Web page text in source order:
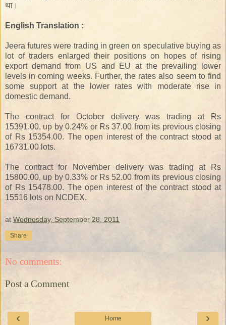
था।
English Translation :
Jeera futures were trading in green on speculative buying as
lot of traders enlarged their positions on hopes of rising
export demand from US and EU at the prevailing lower
levels in coming weeks. Further, the rates also seem to find
some support at the lower rates with moderate rise in
domestic demand.
The contract for October delivery was trading at Rs
15391.00, up by 0.24% or Rs 37.00 from its previous closing
of Rs 15354.00. The open interest of the contract stood at
16731.00 lots.
The contract for November delivery was trading at Rs
15800.00, up by 0.33% or Rs 52.00 from its previous closing
of Rs 15478.00. The open interest of the contract stood at
15516 lots on NCDEX.
at Wednesday, September 28, 2011
Share
No comments:
Post a Comment
‹ ›
Home